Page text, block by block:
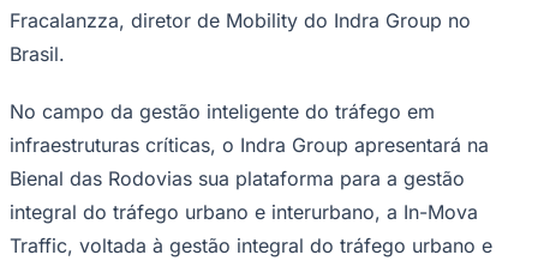
Fracalanzza, diretor de Mobility do Indra Group no
Brasil.
No campo da gestão inteligente do tráfego em
infraestruturas críticas, o Indra Group apresentará na
Bienal das Rodovias sua plataforma para a gestão
integral do tráfego urbano e interurbano, a In-Mova
Traffic, voltada à gestão integral do tráfego urbano e